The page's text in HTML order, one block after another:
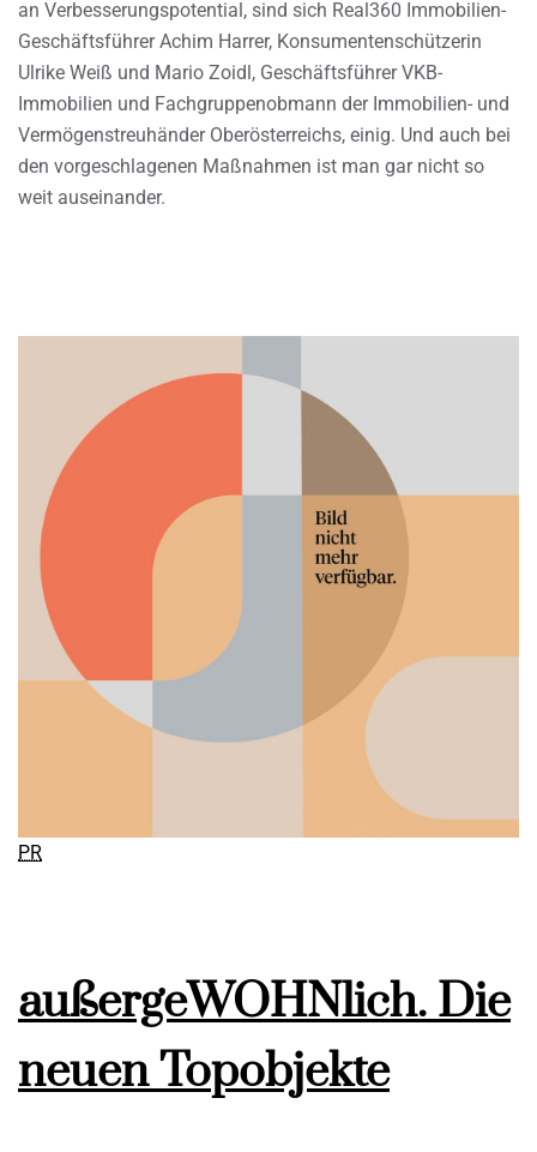
an Verbesserungspotential, sind sich Real360 Immobilien-
Geschäftsführer Achim Harrer, Konsumentenschützerin
Ulrike Weiß und Mario Zoidl, Geschäftsführer VKB-
Immobilien und Fachgruppenobmann der Immobilien- und
Vermögenstreuhänder Oberösterreichs, einig. Und auch bei
den vorgeschlagenen Maßnahmen ist man gar nicht so
weit auseinander.
PR
außergeWOHNlich. Die
neuen Topobjekte